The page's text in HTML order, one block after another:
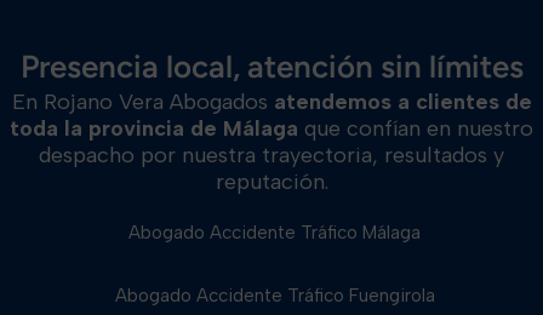
Presencia local, atención sin límites
En Rojano Vera Abogados atendemos a clientes de
toda la provincia de Málaga que confían en nuestro
despacho por nuestra trayectoria, resultados y
reputación.
Abogado Accidente Tráfico Málaga
Abogado Accidente Tráfico Fuengirola